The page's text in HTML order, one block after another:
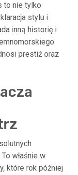
to nie tylko
stylu i
inną historię i
prestiż oraz
właśnie w
które rok później